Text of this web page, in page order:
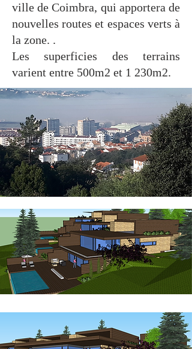
ville de Coimbra, qui apportera de
nouvelles routes et espaces verts à
la zone. .
Les superficies des terrains
varient entre 500m2 et 1 230m2.